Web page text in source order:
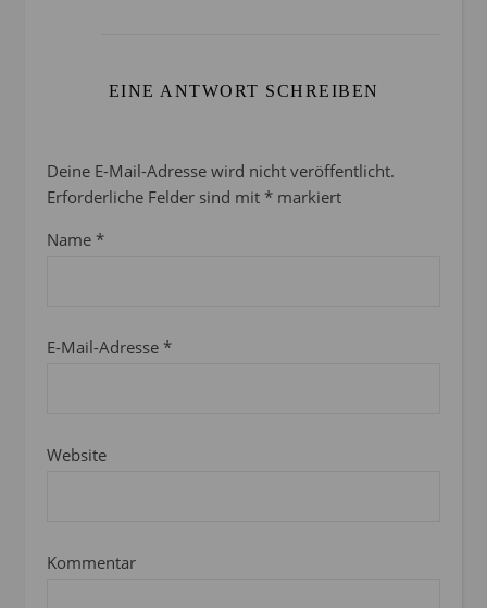
EINE ANTWORT SCHREIBEN
Deine E-Mail-Adresse wird nicht veröffentlicht.
Erforderliche Felder sind mit * markiert
Name *
E-Mail-Adresse *
Website
Kommentar